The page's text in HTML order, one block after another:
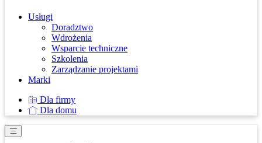
Usługi
Doradztwo
Wdrożenia
Wsparcie techniczne
Szkolenia
Zarządzanie projektami
Marki
Dla firmy
Dla domu